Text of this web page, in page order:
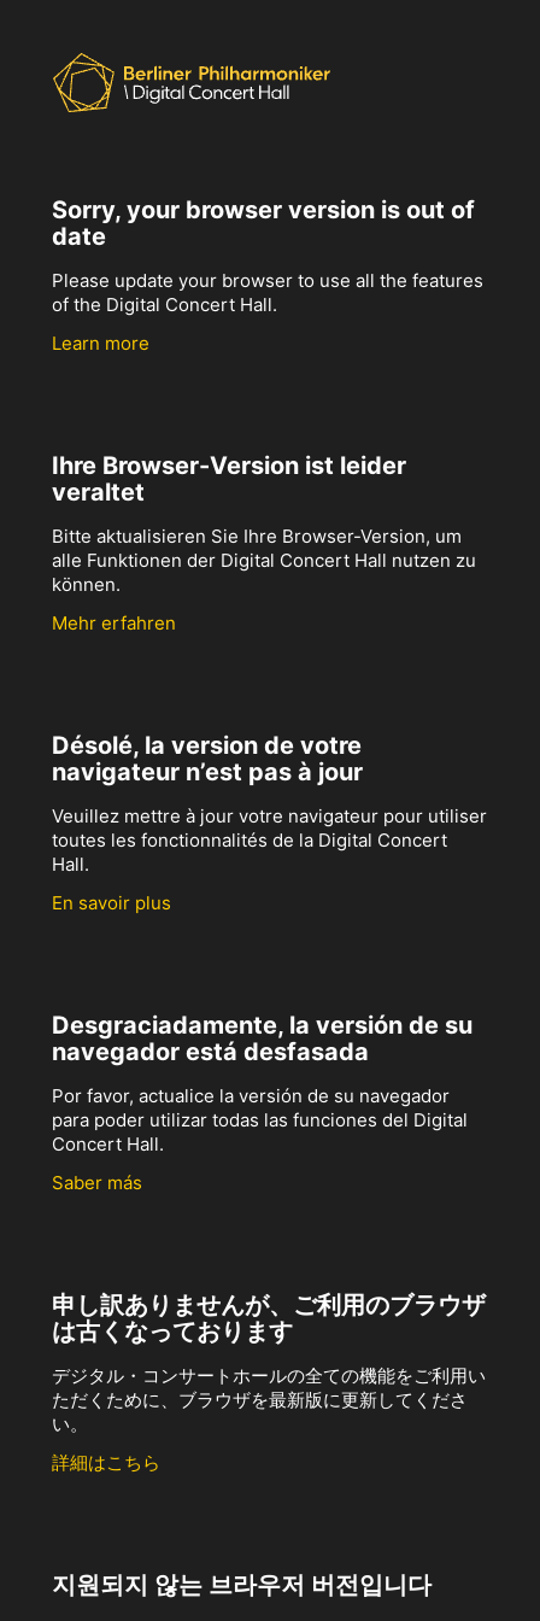
Sorry, your browser version is out of
date
Please update your browser to use all the features
of the Digital Concert Hall.
Learn more
Ihre Browser-Version ist leider
veraltet
Bitte aktualisieren Sie Ihre Browser-Version, um
alle Funktionen der Digital Concert Hall nutzen zu
können.
Mehr erfahren
Désolé, la version de votre
navigateur n’est pas à jour
Veuillez mettre à jour votre navigateur pour utiliser
toutes les fonctionnalités de la Digital Concert
Hall.
En savoir plus
Desgraciadamente, la versión de su
navegador está desfasada
Por favor, actualice la versión de su navegador
para poder utilizar todas las funciones del Digital
Concert Hall.
Saber más
申し訳ありませんが、ご利用のブラウザ
は古くなっております
デジタル・コンサートホールの全ての機能をご利用い
ただくために、ブラウザを最新版に更新してくださ
い。
詳細はこちら
지원되지 않는 브라우저 버전입니다